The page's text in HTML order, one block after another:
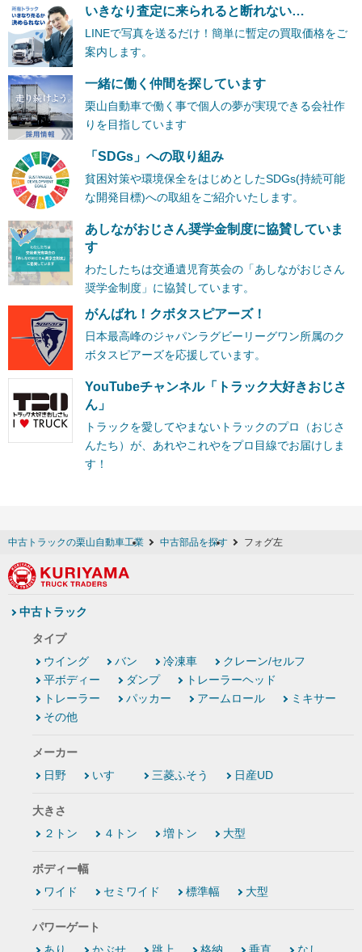
いきなり査定に来られると断れない…
LINEで写真を送るだけ！簡単に暫定の買取価格をご
案内します。
一緒に働く仲間を探しています
栗山自動車で働く事で個人の夢が実現できる会社作
りを目指しています
「SDGs」への取り組み
貧困対策や環境保全をはじめとしたSDGs(持続可能
な開発目標)への取組をご紹介いたします。
あしながおじさん奨学金制度に協賛していま
す
わたしたちは交通遺児育英会の「あしながおじさん
奨学金制度」に協賛しています。
がんばれ！クボタスピアーズ！
日本最高峰のジャパンラグビーリーグワン所属のク
ボタスピアーズを応援しています。
YouTubeチャンネル「トラック大好きおじさ
ん」
トラックを愛してやまないトラックのプロ（おじさ
んたち）が、あれやこれやをプロ目線でお届けしま
す！
中古トラックの栗山自動車工業 中古部品を探す フォグ左
中古トラック
タイプ
ウイング
バン 冷凍車
クレーン/セルフ
平ボディー
ダンプ
トレーラーヘッド
トレーラー
パッカー アームロール
ミキサー
その他
メーカー
日野
いすゞ 三菱ふそう 日産UD
大きさ
２トン
４トン 増トン 大型
ボディー幅
ワイド
セミワイド 標準幅 大型
パワーゲート